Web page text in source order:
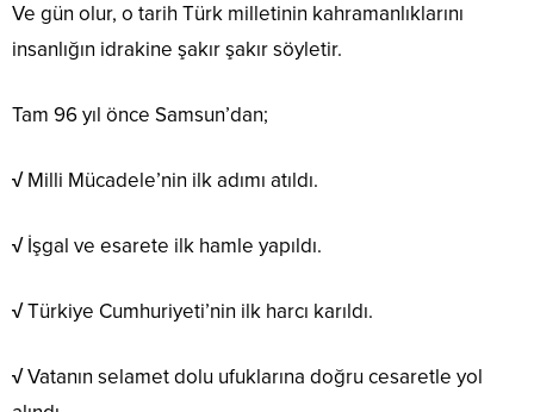
Ve gün olur, o tarih Türk milletinin kahramanlıklarını
insanlığın idrakine şakır şakır söyletir.
Tam 96 yıl önce Samsun’dan;
√Milli Mücadele’nin ilk adımı atıldı.
√İşgal ve esarete ilk hamle yapıldı.
√Türkiye Cumhuriyeti’nin ilk harcı karıldı.
√Vatanın selamet dolu ufuklarına doğru cesaretle yol